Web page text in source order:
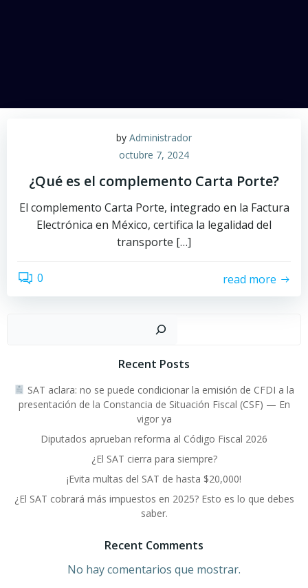
by Administrador
octubre 7, 2024
¿Qué es el complemento Carta Porte?
El complemento Carta Porte, integrado en la Factura
Electrónica en México, certifica la legalidad del
transporte […]
0 read more
Buscar
Recent Posts
SAT aclara: no se puede condicionar la emisión de CFDI a la
presentación de la Constancia de Situación Fiscal (CSF) — En
vigor ya
Diputados aprueban reforma al Código Fiscal 2026
¿El SAT cierra para siempre?
¡Evita multas del SAT de hasta $20,000!
¿El SAT cobrará más impuestos en 2025? Esto es lo que debes
saber.
Recent Comments
No hay comentarios que mostrar.